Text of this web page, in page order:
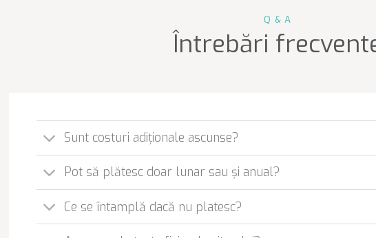
Q & A
Întrebări
Sunt costuri adiționale ascunse?
Pot să plătesc doar lunar sau și anual?
Ce se întamplă dacă nu platesc?